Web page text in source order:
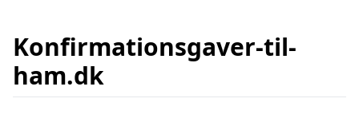
Konfirmationsgaver-til-
ham.dk